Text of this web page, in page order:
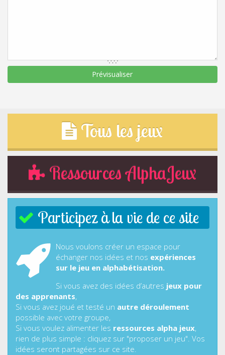
Tous les jeux
Ressources AlphaJeux
Participez à la vie de ce site
Nous voulons créer un espace pour
échanger nos idées et nos expériences
sur le jeu en alphabétisation.
Si vous avez des idées d’autres jeux pour
des apprenants,
Si vous avez joué et testé un autre déroulement
possible avec votre groupe,
Si vous voulez alimenter les ressources alpha jeux,
rien de plus simple : cliquez sur "proposer un jeu". Vos
idées seront partagées sur ce site.